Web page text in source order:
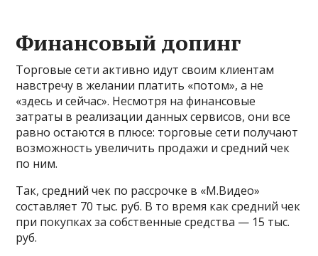
Финансовый допинг
Торговые сети активно идут своим клиентам
навстречу в желании платить «потом», а не
«здесь и сейчас». Несмотря на финансовые
затраты в реализации данных сервисов, они все
равно остаются в плюсе: торговые сети получают
возможность увеличить продажи и средний чек
по ним.
Так, средний чек по рассрочке в «М.Видео»
составляет 70 тыс. руб. В то время как средний чек
при покупках за собственные средства — 15 тыс.
руб.